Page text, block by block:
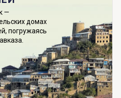
—
домах
погружаясь